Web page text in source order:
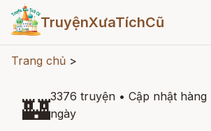
TruyệnXưaTíchCũ
Trang chủ >
🏰3376 truyện • Cập nhật hàng
ngày